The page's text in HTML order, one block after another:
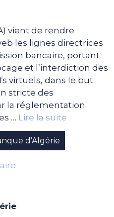
vient de rendre
les lignes directrices
bancaire, portant
et l’interdiction des
virtuels, dans le but
stricte des
la réglementation
… Lire la suite
d’Algérie